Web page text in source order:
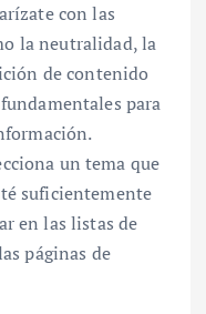
con las
la neutralidad, la
de contenido
para
un tema que
suficientemente
en las listas de
páginas de